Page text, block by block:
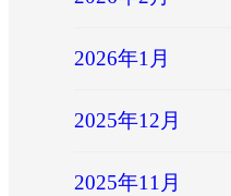
2026年1月
2025年12月
2025年11月